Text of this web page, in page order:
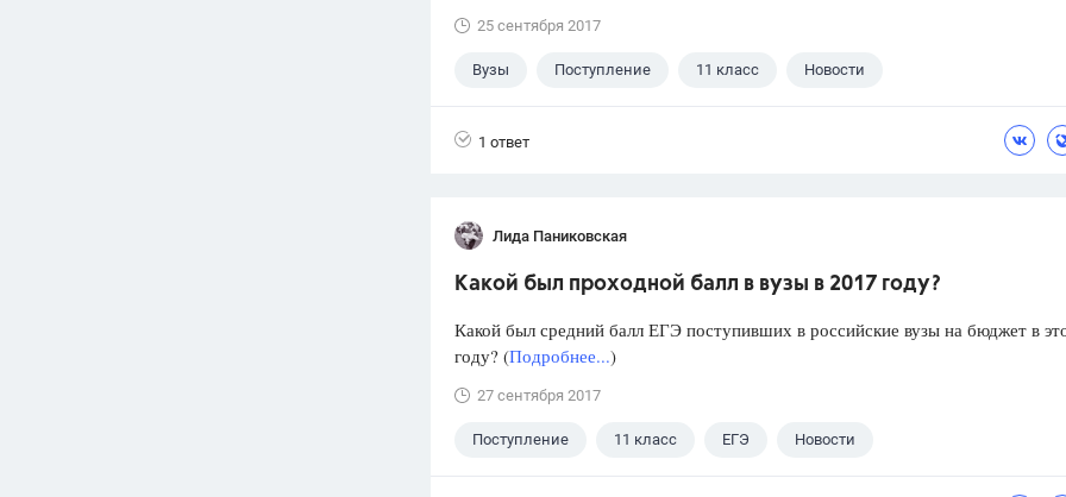
25 сентября 2017
Вузы Поступление 11 класс Новости
1 ответ
Лида Паниковская
Какой был проходной балл в вузы в 2017 году?
Какой был средний балл ЕГЭ поступивших в российские вузы на бюджет в
году? (Подробнее...)
27 сентября 2017
Поступление 11 класс ЕГЭ Новости